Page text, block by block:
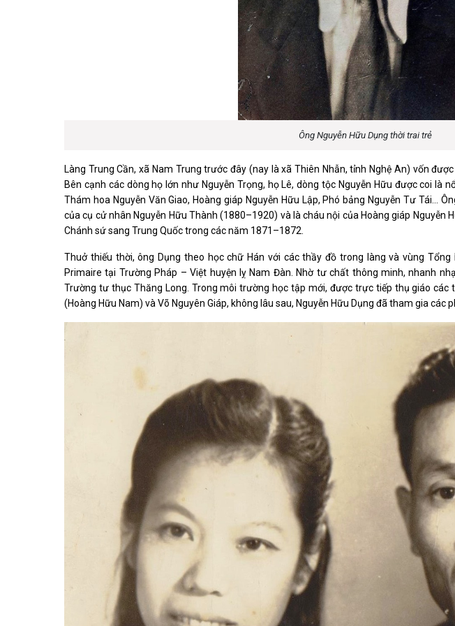
Ông Nguyễn Hữu Dụng thời trai trẻ
Làng Trung Cần, xã Nam Trung trước đây (nay là xã Thiên Nhẫn, tỉnh Nghệ An) vốn
Bên cạnh các dòng họ lớn như Nguyễn Trọng, họ Lê, dòng tộc Nguyễn Hữu được coi là
Thám hoa Nguyễn Văn Giao, Hoàng giáp Nguyễn Hữu Lập, Phó bảng Nguyễn Tư Tái…
của cụ cử nhân Nguyễn Hữu Thành (1880–1920) và là cháu nội của Hoàng giáp
Chánh sứ sang Trung Quốc trong các năm 1871–1872.
Thuở thiếu thời, ông Dụng theo học chữ Hán với các thầy đồ trong làng và vùng
Primaire tại Trường Pháp – Việt huyện lỵ Nam Đàn. Nhờ tư chất thông minh, nhanh
Trường tư thục Thăng Long. Trong môi trường học tập mới, được trực tiếp thụ giáo các
(Hoàng Hữu Nam) và Võ Nguyên Giáp, không lâu sau, Nguyễn Hữu Dụng đã tham gia các